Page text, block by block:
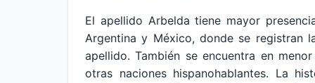
El apellido Arbelda tiene mayor
Argentina y México, donde se registran
apellido. También se encuentra en
otras naciones hispanohablantes. La